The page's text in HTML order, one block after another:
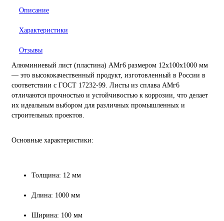
Описание
Характеристики
Отзывы
Алюминиевый лист (пластина) АМг6 размером 12х100х1000 мм
— это высококачественный продукт, изготовленный в России в
соответствии с ГОСТ 17232-99. Листы из сплава АМг6
отличаются прочностью и устойчивостью к коррозии, что делает
их идеальным выбором для различных промышленных и
строительных проектов.
Основные характеристики:
Толщина: 12 мм
Длина: 1000 мм
Ширина: 100 мм